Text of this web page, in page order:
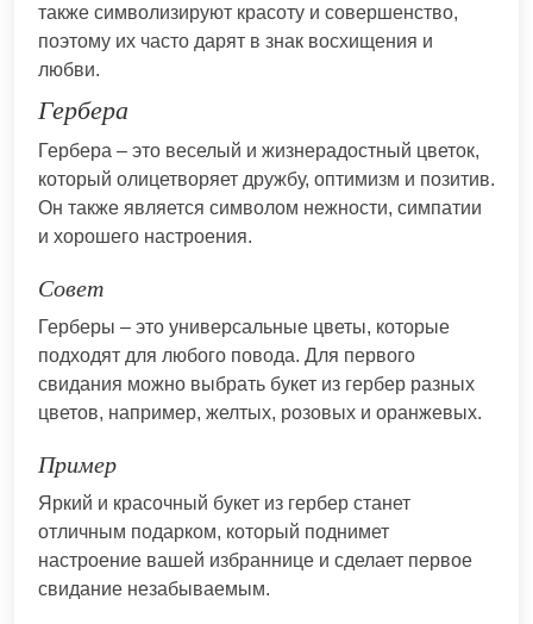
также символизируют красоту и совершенство,
поэтому их часто дарят в знак восхищения и
любви.
Гербера
Гербера – это веселый и жизнерадостный цветок,
который олицетворяет дружбу, оптимизм и позитив.
Он также является символом нежности, симпатии
и хорошего настроения.
Совет
Герберы – это универсальные цветы, которые
подходят для любого повода. Для первого
свидания можно выбрать букет из гербер разных
цветов, например, желтых, розовых и оранжевых.
Пример
Яркий и красочный букет из гербер станет
отличным подарком, который поднимет
настроение вашей избраннице и сделает первое
свидание незабываемым.